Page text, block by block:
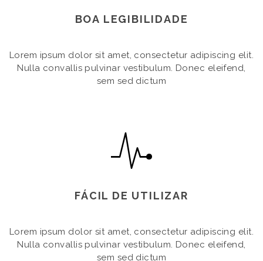
BOA LEGIBILIDADE
Lorem ipsum dolor sit amet, consectetur adipiscing elit.
Nulla convallis pulvinar vestibulum. Donec eleifend,
sem sed dictum
FÁCIL DE UTILIZAR
Lorem ipsum dolor sit amet, consectetur adipiscing elit.
Nulla convallis pulvinar vestibulum. Donec eleifend,
sem sed dictum